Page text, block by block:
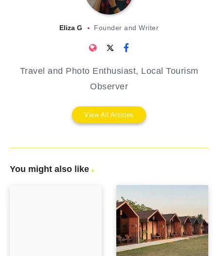
Eliza G Founder and Writer
Travel and Photo Enthusiast, Local Tourism
Observer
View All Articles
You might also like